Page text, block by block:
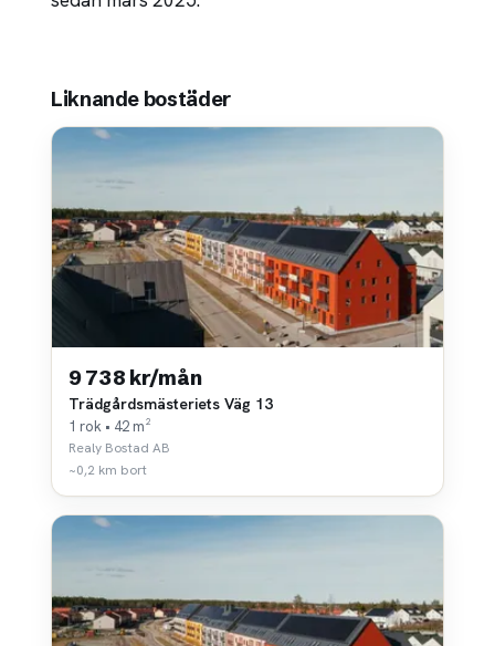
Liknande bostäder
9 738 kr/mån
Trädgårdsmästeriets Väg 13
1 rok • 42 m²
Realy Bostad AB
~0,2 km bort